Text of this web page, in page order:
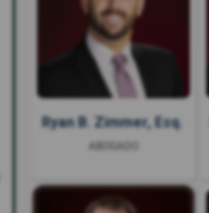
Ryan B. Zimmer, Esq.
ABOGADO